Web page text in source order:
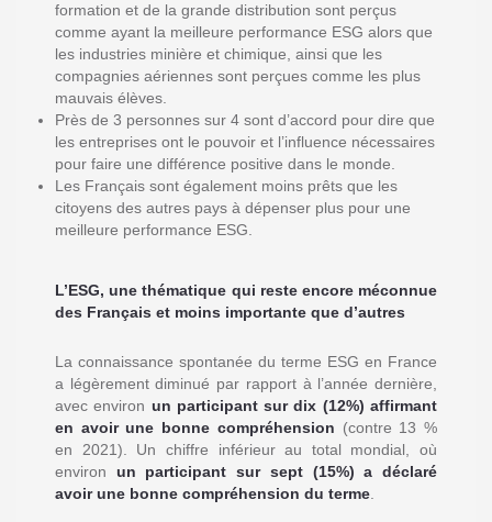
formation et de la grande distribution sont perçus
comme ayant la meilleure performance ESG alors que
les industries minière et chimique, ainsi que les
compagnies aériennes sont perçues comme les plus
mauvais élèves.
Près de 3 personnes sur 4 sont d’accord pour dire que
les entreprises ont le pouvoir et l’influence nécessaires
pour faire une différence positive dans le monde.
Les Français sont également moins prêts que les
citoyens des autres pays à dépenser plus pour une
meilleure performance ESG.
L’ESG, une thématique qui reste encore méconnue
des Français et moins importante que d’autres
La connaissance spontanée du terme ESG en France
a légèrement diminué par rapport à l’année dernière,
avec environ un participant sur dix (12%) affirmant
en avoir une bonne compréhension (contre 13 %
en 2021). Un chiffre inférieur au total mondial, où
environ un participant sur sept (15%) a déclaré
avoir une bonne compréhension du terme